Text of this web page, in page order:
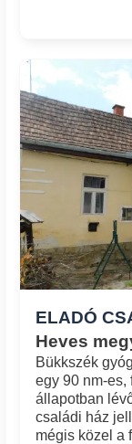
ELADÓ
Heves
Bükkszék
egy 90 nm-es,
állapotban
családi ház
mégis közel a